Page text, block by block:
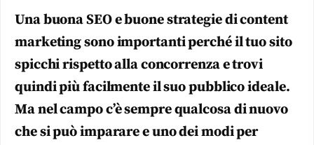
Una buona SEO e buone strategie di content
marketing sono importanti perché il tuo sito
spicchi rispetto alla concorrenza e trovi
quindi più facilmente il suo pubblico ideale.
Ma nel campo c’è sempre qualcosa di nuovo
che si può imparare e uno dei modi per